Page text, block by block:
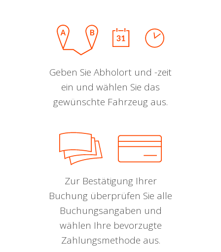
Geben Sie Abholort und -zeit
ein und wählen Sie das
gewünschte Fahrzeug aus.
Zur Bestätigung Ihrer
Buchung überprüfen Sie alle
Buchungsangaben und
wählen Ihre bevorzugte
Zahlungsmethode aus.